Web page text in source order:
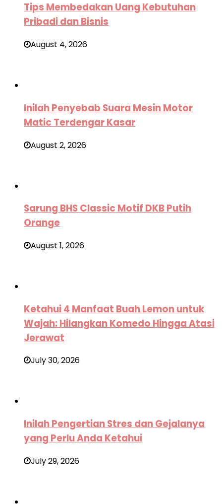
Tips Membedakan Uang Kebutuhan
Pribadi dan Bisnis
August 4, 2026
Inilah Penyebab Suara Mesin Motor
Matic Terdengar Kasar
August 2, 2026
Sarung BHS Classic Motif DKB Putih
Orange
August 1, 2026
Ketahui 4 Manfaat Buah Lemon untuk
Wajah: Hilangkan Komedo Hingga Atasi
Jerawat
July 30, 2026
Inilah Pengertian Stres dan Gejalanya
yang Perlu Anda Ketahui
July 29, 2026